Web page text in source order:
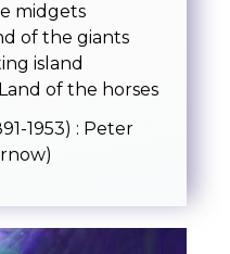
midgets
of the giants
island
of the horses
1953) : Peter